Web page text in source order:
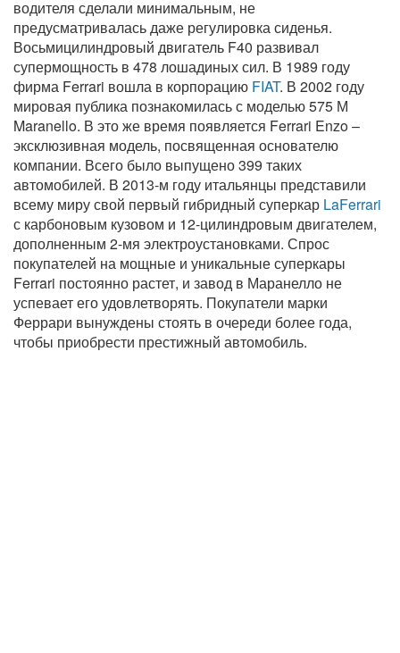
водителя сделали минимальным, не
предусматривалась даже регулировка сиденья.
Восьмицилиндровый двигатель F40 развивал
супермощность в 478 лошадиных сил. В 1989 году
фирма Ferrari вошла в корпорацию FIAT. В 2002 году
мировая публика познакомилась с моделью 575 М
Maranello. В это же время появляется Ferrari Enzo –
эксклюзивная модель, посвященная основателю
компании. Всего было выпущено 399 таких
автомобилей. В 2013-м году итальянцы представили
всему миру свой первый гибридный суперкар LaFerrari
с карбоновым кузовом и 12-цилиндровым двигателем,
дополненным 2-мя электроустановками. Спрос
покупателей на мощные и уникальные суперкары
Ferrari постоянно растет, и завод в Маранелло не
успевает его удовлетворять. Покупатели марки
Феррари вынуждены стоять в очереди более года,
чтобы приобрести престижный автомобиль.